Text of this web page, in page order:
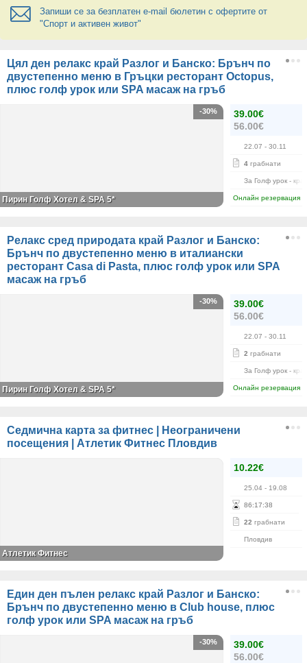
Запиши се за безплатен e-mail бюлетин с офертите от
"Спорт и активен живот"
Цял ден релакс край Разлог и Банско: Брънч по
двустепенно меню в Гръцки ресторант Octopus,
плюс голф урок или SPA масаж на гръб
39.00€
56.00€
22.07 - 30.11
4 грабнати
За Голф урок -
Онлайн резервация
-30%
Пирин Голф Хотел & SPA 5*
Релакс сред природата край Разлог и Банско:
Брънч по двустепенно меню в италиански
ресторант Casa di Pasta, плюс голф урок или SPA
масаж на гръб
39.00€
56.00€
22.07 - 30.11
2 грабнати
За Голф урок -
Онлайн резервация
-30%
Пирин Голф Хотел & SPA 5*
Седмична карта за фитнес | Неограничени
посещения | Атлетик Фитнес Пловдив
10.22€
25.04 - 19.08
86:17:38
22 грабнати
Пловдив
Атлетик Фитнес
Един ден пълен релакс край Разлог и Банско:
Брънч по двустепенно меню в Club house, плюс
голф урок или SPA масаж на гръб
39.00€
56.00€
-30%